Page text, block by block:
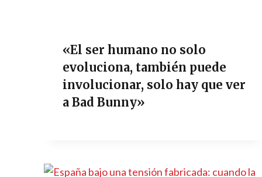
«El ser humano no solo
evoluciona, también puede
involucionar, solo hay que ver
a Bad Bunny»